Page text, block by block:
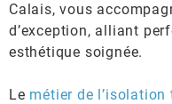
Calais, vous
d’exception, alliant
esthétique soignée.
Le métier de l’isolation